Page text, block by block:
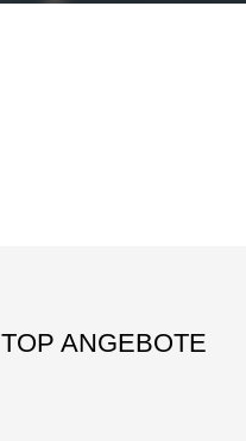
TOP ANGEBOTE